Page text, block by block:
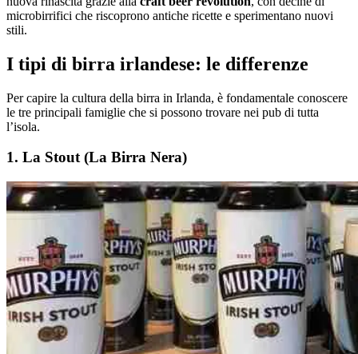
microbirrifici che riscoprono antiche ricette e sperimentano nuovi
stili.
I tipi di birra irlandese: le differenze
Per capire la cultura della birra in Irlanda, è fondamentale conoscere
le tre principali famiglie che si possono trovare nei pub di tutta
l’isola.
1. La Stout (La Birra Nera)